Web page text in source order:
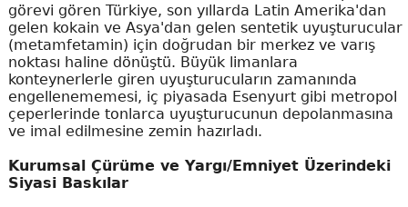
görevi gören Türkiye, son yıllarda Latin Amerika'dan
gelen kokain ve Asya'dan gelen sentetik uyuşturucular
(metamfetamin) için doğrudan bir merkez ve varış
noktası haline dönüştü. Büyük limanlara
konteynerlerle giren uyuşturucuların zamanında
engellenememesi, iç piyasada Esenyurt gibi metropol
çeperlerinde tonlarca uyuşturucunun depolanmasına
ve imal edilmesine zemin hazırladı.
Kurumsal Çürüme ve Yargı/Emniyet Üzerindeki
Siyasi Baskılar